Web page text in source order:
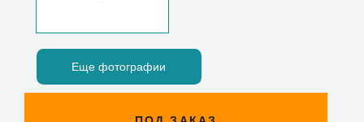
Еще фотографии